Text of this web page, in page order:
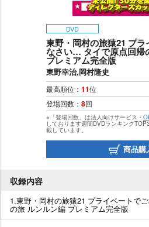
DVD
東野・岡村の旅猿21 プ
なさい… タイで原点回帰
プレミアム完全版
東野幸治,岡村隆史
最高順位： 11位
登場回数： 8回
※「登場回数」は法人向けサービス・
しております週間DVDランキング
載しています。
商品購
収録内容
1.東野・岡村の旅猿21 プライベートで
の旅 ルンルン編 プレミアム完全版